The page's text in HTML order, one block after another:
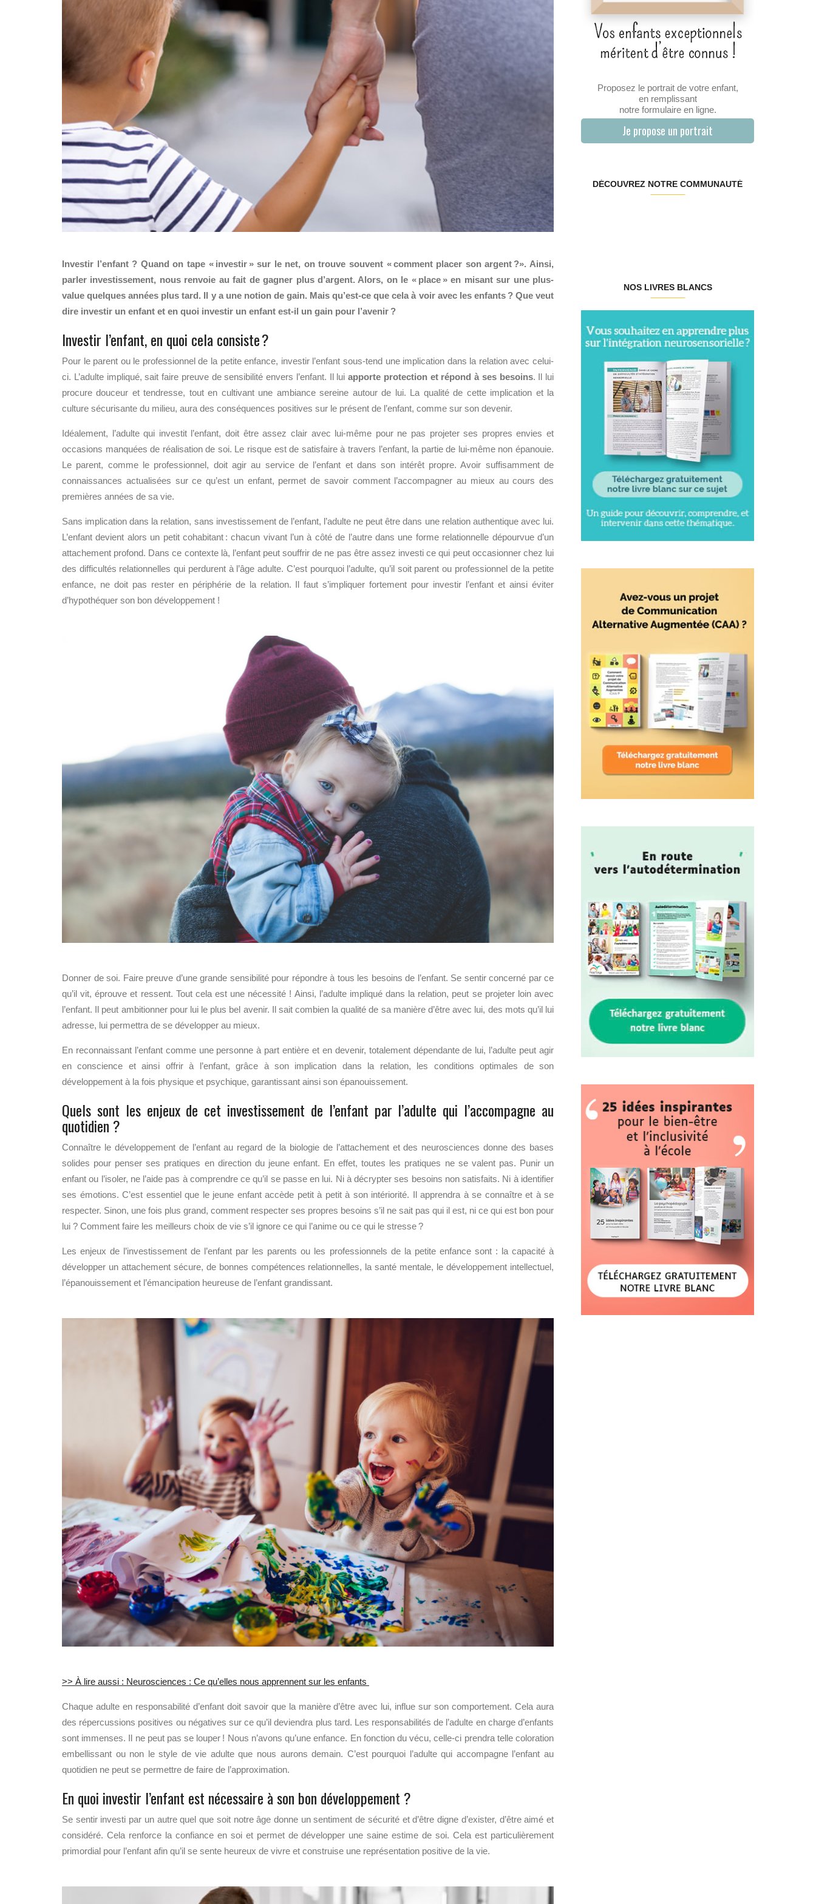
Investir l’enfant ? Quand on tape « investir » sur le net, on trouve souvent « comment placer son argent ?». Ainsi,
parler investissement, nous renvoie au fait de gagner plus d’argent. Alors, on le « place » en misant sur une plus-
value quelques années plus tard. Il y a une notion de gain. Mais qu’est-ce que cela à voir avec les enfants ? Que veut
dire investir un enfant et en quoi investir un enfant est-il un gain pour l’avenir ?
Investir l’enfant, en quoi cela consiste ?
Pour le parent ou le professionnel de la petite enfance, investir l’enfant sous-tend une implication dans la relation avec celui-
ci. L’adulte impliqué, sait faire preuve de sensibilité envers l’enfant. Il lui apporte protection et répond à ses besoins. Il lui
procure douceur et tendresse, tout en cultivant une ambiance sereine autour de lui. La qualité de cette implication et la
culture sécurisante du milieu, aura des conséquences positives sur le présent de l’enfant, comme sur son devenir.
Idéalement, l’adulte qui investit l’enfant, doit être assez clair avec lui-même pour ne pas projeter ses propres envies et
occasions manquées de réalisation de soi. Le risque est de satisfaire à travers l’enfant, la partie de lui-même non épanouie.
Le parent, comme le professionnel, doit agir au service de l’enfant et dans son intérêt propre. Avoir suffisamment de
connaissances actualisées sur ce qu’est un enfant, permet de savoir comment l’accompagner au mieux au cours des
premières années de sa vie.
Sans implication dans la relation, sans investissement de l’enfant, l’adulte ne peut être dans une relation authentique avec lui.
L’enfant devient alors un petit cohabitant : chacun vivant l’un à côté de l’autre dans une forme relationnelle dépourvue d’un
attachement profond. Dans ce contexte là, l’enfant peut souffrir de ne pas être assez investi ce qui peut occasionner chez lui
des difficultés relationnelles qui perdurent à l’âge adulte. C’est pourquoi l’adulte, qu’il soit parent ou professionnel de la petite
enfance, ne doit pas rester en périphérie de la relation. Il faut s’impliquer fortement pour investir l’enfant et ainsi éviter
d’hypothéquer son bon développement !
Donner de soi. Faire preuve d’une grande sensibilité pour répondre à tous les besoins de l’enfant. Se sentir concerné par ce
qu’il vit, éprouve et ressent. Tout cela est une nécessité ! Ainsi, l’adulte impliqué dans la relation, peut se projeter loin avec
l’enfant. Il peut ambitionner pour lui le plus bel avenir. Il sait combien la qualité de sa manière d’être avec lui, des mots qu’il lui
adresse, lui permettra de se développer au mieux.
En reconnaissant l’enfant comme une personne à part entière et en devenir, totalement dépendante de lui, l’adulte peut agir
en conscience et ainsi offrir à l’enfant, grâce à son implication dans la relation, les conditions optimales de son
développement à la fois physique et psychique, garantissant ainsi son épanouissement.
Quels sont les enjeux de cet investissement de l’enfant par l’adulte qui l’accompagne au
quotidien ?
Connaître le développement de l’enfant au regard de la biologie de l’attachement et des neurosciences donne des bases
solides pour penser ses pratiques en direction du jeune enfant. En effet, toutes les pratiques ne se valent pas. Punir un
enfant ou l’isoler, ne l’aide pas à comprendre ce qu’il se passe en lui. Ni à décrypter ses besoins non satisfaits. Ni à identifier
ses émotions. C’est essentiel que le jeune enfant accède petit à petit à son intériorité. Il apprendra à se connaître et à se
respecter. Sinon, une fois plus grand, comment respecter ses propres besoins s’il ne sait pas qui il est, ni ce qui est bon pour
lui ? Comment faire les meilleurs choix de vie s’il ignore ce qui l’anime ou ce qui le stresse ?
Les enjeux de l’investissement de l’enfant par les parents ou les professionnels de la petite enfance sont : la capacité à
développer un attachement sécure, de bonnes compétences relationnelles, la santé mentale, le développement intellectuel,
l’épanouissement et l’émancipation heureuse de l’enfant grandissant.
>> À lire aussi : Neurosciences : Ce qu’elles nous apprennent sur les enfants
Chaque adulte en responsabilité d’enfant doit savoir que la manière d’être avec lui, influe sur son comportement. Cela aura
des répercussions positives ou négatives sur ce qu’il deviendra plus tard. Les responsabilités de l’adulte en charge d’enfants
sont immenses. Il ne peut pas se louper ! Nous n’avons qu’une enfance. En fonction du vécu, celle-ci prendra telle coloration
embellissant ou non le style de vie adulte que nous aurons demain. C’est pourquoi l’adulte qui accompagne l’enfant au
quotidien ne peut se permettre de faire de l’approximation.
En quoi investir l’enfant est nécessaire à son bon développement ?
Se sentir investi par un autre quel que soit notre âge donne un sentiment de sécurité et d’être digne d’exister, d’être aimé et
considéré. Cela renforce la confiance en soi et permet de développer une saine estime de soi. Cela est particulièrement
primordial pour l’enfant afin qu’il se sente heureux de vivre et construise une représentation positive de la vie.
Proposez le portrait de votre enfant,
en remplissant
notre formulaire en ligne.
Je propose un portrait
DÉCOUVREZ NOTRE COMMUNAUTÉ
NOS LIVRES BLANCS